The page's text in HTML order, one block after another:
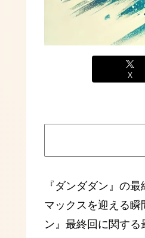
X
『ダンダダン』の
マックスを迎える
ン』最終回に関する